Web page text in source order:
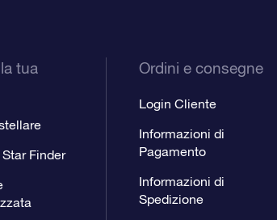
tua
Finder
Ordini e consegne
Login Cliente
Informazioni di
Pagamento
Informazioni di
Spedizione